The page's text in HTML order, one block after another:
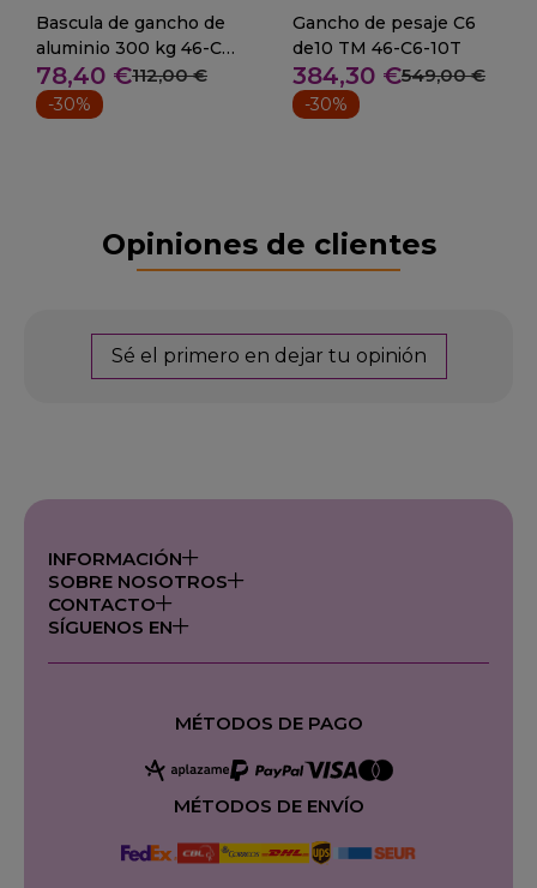
Bascula de gancho de
aluminio 300 kg 46-CR-
300
78,40 €112,00 €
-30%
Gancho de pesaje C6
de10 TM 46-C6-10T
384,30 €549,00 €
-30%
Opiniones de clientes
Sé el primero en dejar tu opinión
INFORMACIÓN
SOBRE NOSOTROS
CONTACTO
SÍGUENOS EN
MÉTODOS DE PAGO
MÉTODOS DE ENVÍO